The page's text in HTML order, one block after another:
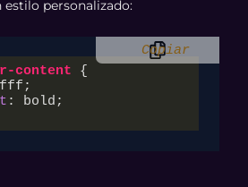
personalizado:
Copiar
content {
;
: bold;